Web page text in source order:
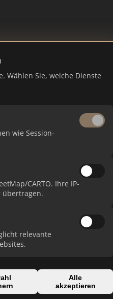
Wählen Sie, welche Dienste
wie Session-
CARTO. Ihre IP-
übertragen.
relevante
Alle
akzeptieren
855